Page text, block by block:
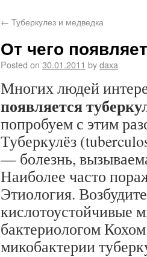
← Туберкулез и медведка
От чего
Posted on 30.01.2011 bydaxa
Многих людей
появляется
попробуем с этим
Туберкулёз
— болезнь,
Наиболее часто
Этиология.
кислотоустойчивые
бактериологом
микобактерии